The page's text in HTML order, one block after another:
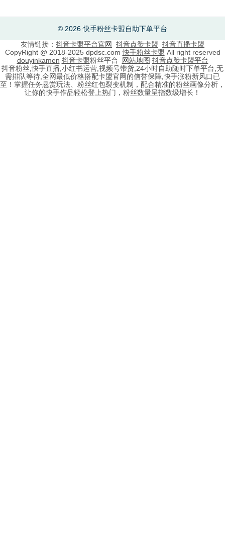
© 2026 快手粉丝卡盟自助下单平台
友情链接： 抖音卡盟平台官网 抖音点赞卡盟 抖音直播卡盟
CopyRight @ 2018-2025 dpdsc.com快手粉丝卡盟 All right reserved
douyinkamen 抖音卡盟粉丝平台 网站地图 抖音点赞卡盟平台
抖音粉丝,快手直播,小红书运营,视频号带货,24小时自助随时下单平台,无
需排队等待,全网最低价格搭配卡盟官网的信誉保障,快手涨粉新风口已
至！掌握任务悬赏玩法、粉丝红包裂变机制，配合精准的粉丝画像分析，
让你的快手作品轻松登上热门，粉丝数量呈指数级增长！